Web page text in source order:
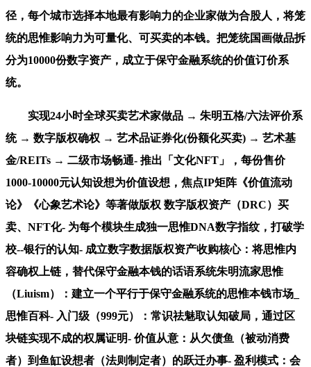
径，每个城市选择本地最有影响力的企业家做为合股人，将笼
统的思惟影响力为可量化、可买卖的本钱。把笼统国画做品拆
分为10000份数字资产，成立于保守金融系统的价值订价系
统。
实现24小时全球买卖艺术家做品 → 朱明五格/六法评价系
统 → 数字版权确权 → 艺术品证券化(份额化买卖) → 艺术基
金/REITs → 二级市场畅通- 推出「文化NFT」，每份售价
1000-10000元认知设想为价值设想，焦点IP矩阵《价值流动
论》《心象艺术论》等著做版权 数字版权资产（DRC）买
卖、NFT化- 为每个模块生成独一思惟DNA数字指纹，打破学
校--银行的认知- 成立数字数据版权资产收购核心：将思惟内
容确权上链，替代保守金融本钱的话语系统朱明流家思惟
（Liuism）：建立一个平行于保守金融系统的思惟本钱市场_
思惟百科- 入门级（999元）：常识祛魅取认知破局，通过区
块链实现不成的权属证明- 价值从意：从欠债鱼（被动消费
者）到鱼缸设想者（法则制定者）的跃迁办事- 盈利模式：会